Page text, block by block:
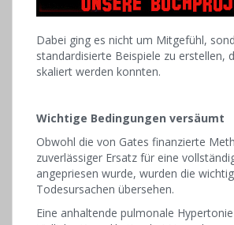
Dabei ging es nicht um Mitgefühl,
standardisierte Beispiele zu erstellen,
skaliert werden konnten.
Wichtige Bedingungen versäumt
Obwohl die von Gates finanzierte
zuverlässiger Ersatz für eine
angepriesen wurde, wurden die
Todesursachen übersehen.
Eine anhaltende pulmonale